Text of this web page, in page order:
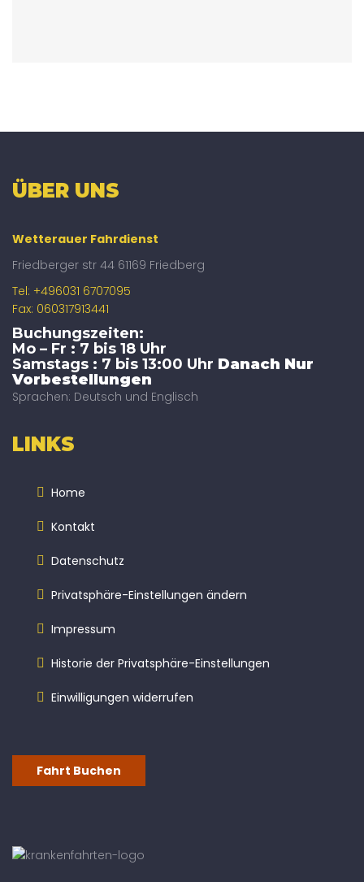
ÜBER UNS
Wetterauer Fahrdienst
Friedberger str 44 61169 Friedberg
Tel: +496031 6707095
Fax: 060317913441
Buchungszeiten:
Mo – Fr : 7 bis 18 Uhr
Samstags : 7 bis 13:00 Uhr Danach Nur
Vorbestellungen
Sprachen: Deutsch und Englisch
LINKS
Home
Kontakt
Datenschutz
Privatsphäre-Einstellungen ändern
Impressum
Historie der Privatsphäre-Einstellungen
Einwilligungen widerrufen
Fahrt Buchen